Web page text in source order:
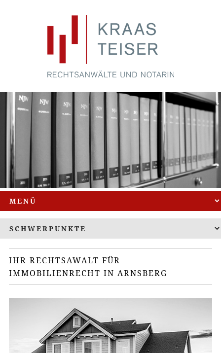
IHR RECHTSAWALT FÜR
IMMOBILIENRECHT IN ARNSBERG